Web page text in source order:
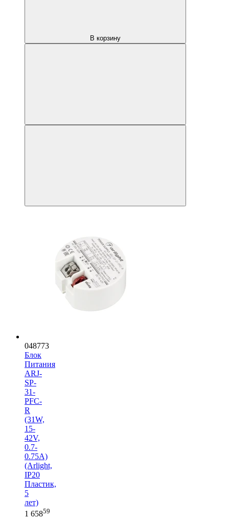
В корзину
048773
Блок
Питания
ARJ-
SP-
31-
PFC-
R
(31W,
15-
42V,
0.7-
0.75A)
(Arlight,
IP20
Пластик,
5
лет)
1 65859